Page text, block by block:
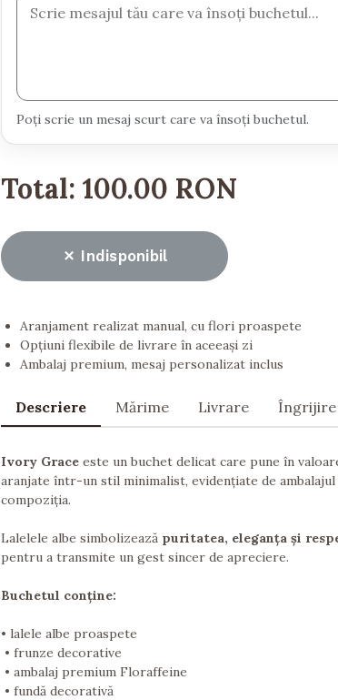
Poți scrie un mesaj scurt care va însoți buchetul.
Total: 100.00 RON
Indisponibil
Aranjament realizat manual, cu flori proaspete
Opțiuni flexibile de livrare în aceeași zi
Ambalaj premium, mesaj personalizat inclus
Descriere Mărime Livrare Îngrijire
Ivory Graceeste un buchet delicat care pune în
aranjate într-un stil minimalist, evidențiate de
compoziția.
Lalelele albe simbolizează puritatea, eleganța și
pentru a transmite un gest sincer de apreciere.
Buchetul conține:
• lalele albe proaspete
• frunze decorative
• ambalaj premium Floraffeine
• fundă decorativă